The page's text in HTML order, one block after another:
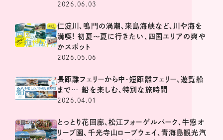
2026.06.03
仁淀川、鳴門の渦潮、来島海峡など、川や海を
満喫! 初夏～夏に行きたい、四国エリアの爽や
かスポット
2026.05.06
長距離フェリーから中・短距離フェリー、遊覧船
まで… 船を楽しむ、特別な旅時間
2026.04.01
とっとり花回廊、松江フォーゲルパーク、牛窓オ
リーブ園、千光寺山ロープウェイ、青海島観光汽